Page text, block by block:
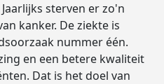
sterven er zo'n
kanker. De ziekte is
nummer één.
en een betere kwaliteit
Dat is het doel van